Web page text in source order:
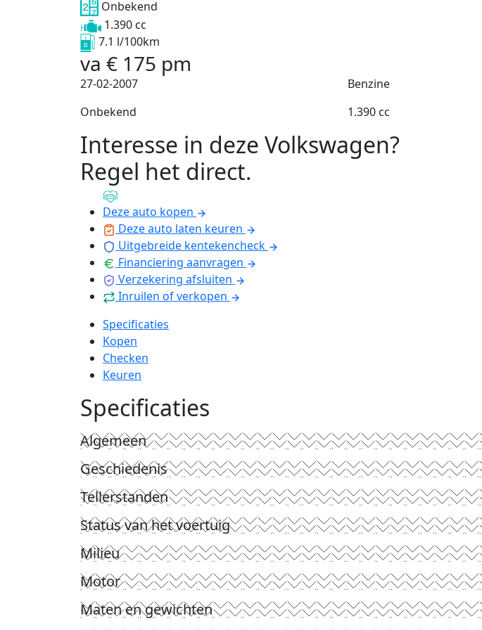
Onbekend
1.390 cc
7.1 l/100km
va € 175 pm
27-02-2007 Benzine
Onbekend
1.390 cc
Interesse in deze Volkswagen?
Regel het direct.
Deze auto kopen
Deze auto laten keuren
Uitgebreide kentekencheck
Financiering aanvragen
Verzekering afsluiten
Inruilen of verkopen
Specificaties
Kopen
Checken
Keuren
Specificaties
Algemeen
Geschiedenis
Tellerstanden
Status van het voertuig
Milieu
Motor
Maten en gewichten